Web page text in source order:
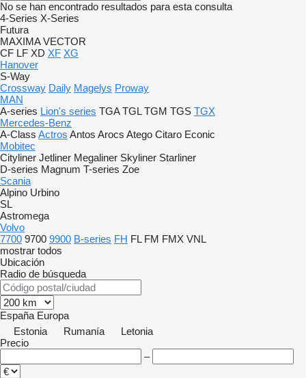
No se han encontrado resultados para esta consulta
4-Series X-Series
Futura
MAXIMA VECTOR
CF LF XD XF XG
Hanover
S-Way
Crossway Daily Magelys Proway
MAN
A-series Lion's series TGA TGL TGM TGS TGX
Mercedes-Benz
A-Class Actros Antos Arocs Atego Citaro Econic
Mobitec
Cityliner Jetliner Megaliner Skyliner Starliner
D-series Magnum T-series Zoe
Scania
Alpino Urbino
SL
Astromega
Volvo
7700 9700 9900 B-series FH FL FM FMX VNL
mostrar todos
Ubicación
Radio de búsqueda
España Europa
Estonia
Rumanía
Letonia
Precio
–